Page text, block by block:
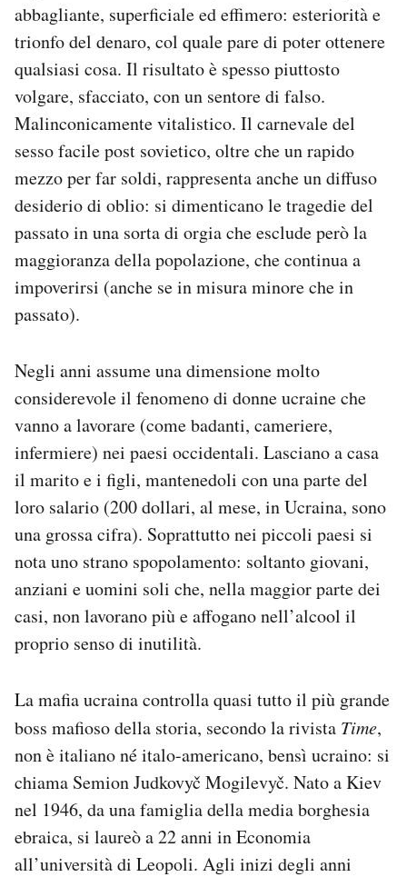
abbagliante, superficiale ed effimero: esteriorità e
trionfo del denaro, col quale pare di poter ottenere
qualsiasi cosa. Il risultato è spesso piuttosto
volgare, sfacciato, con un sentore di falso.
Malinconicamente vitalistico. Il carnevale del
sesso facile post sovietico, oltre che un rapido
mezzo per far soldi, rappresenta anche un diffuso
desiderio di oblio: si dimenticano le tragedie del
passato in una sorta di orgia che esclude però la
maggioranza della popolazione, che continua a
impoverirsi (anche se in misura minore che in
passato).
Negli anni assume una dimensione molto
considerevole il fenomeno di donne ucraine che
vanno a lavorare (come badanti, cameriere,
infermiere) nei paesi occidentali. Lasciano a casa
il marito e i figli, mantenedoli con una parte del
loro salario (200 dollari, al mese, in Ucraina, sono
una grossa cifra). Soprattutto nei piccoli paesi si
nota uno strano spopolamento: soltanto giovani,
anziani e uomini soli che, nella maggior parte dei
casi, non lavorano più e affogano nell’alcool il
proprio senso di inutilità.
La mafia ucraina controlla quasi tutto il più grande
boss mafioso della storia, secondo la rivista Time,
non è italiano né italo-americano, bensì ucraino: si
chiama Semion Judkovyč Mogilevyč. Nato a Kiev
nel 1946, da una famiglia della media borghesia
ebraica, si laureò a 22 anni in Economia
all’università di Leopoli. Agli inizi degli anni